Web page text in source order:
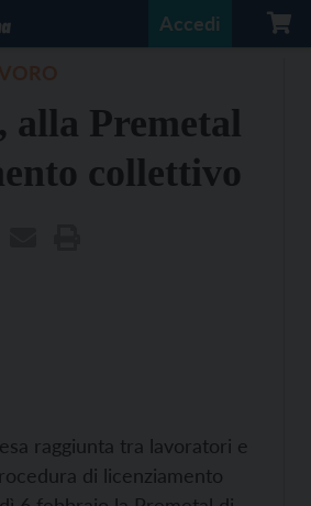
Accedi
alla Premetal
collettivo
raggiunta tra lavoratori e
di licenziamento